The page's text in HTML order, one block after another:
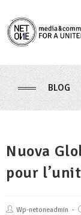
BLOG
Nuova
pour
Wp-netoneadmin